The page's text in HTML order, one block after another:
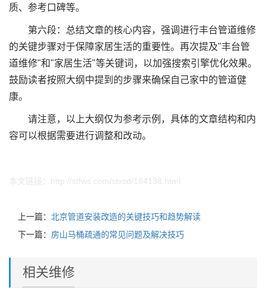
质、参考口碑等。
第六段：总结文章的核心内容，强调进行丰台管道维修
的关键步骤对于保障家居生活的重要性。再次提及"丰台管
道维修"和"家居生活"等关键词，以加强搜索引擎优化效果。
鼓励读者按照大纲中提到的步骤来确保自己家中的管道健
康。
请注意，以上大纲仅为参考示例，具体的文章结构和内
容可以根据需要进行调整和改动。
本文链接： http://stfws.com/stxsd/184138.html
上一篇： 北京管道安装改造的关键技巧和趋势解读
下一篇： 房山马桶疏通的常见问题及解决技巧
相关维修